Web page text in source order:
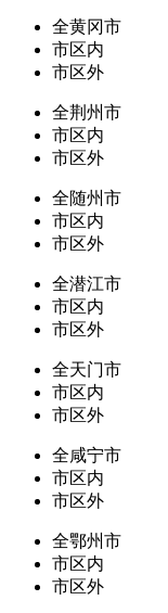
全黄冈市
市区内
市区外
全荆州市
市区内
市区外
全随州市
市区内
市区外
全潜江市
市区内
市区外
全天门市
市区内
市区外
全咸宁市
市区内
市区外
全鄂州市
市区内
市区外